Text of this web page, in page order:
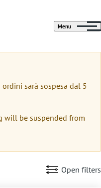
Menu
sarà sospesa dal 5
will be suspended from
Open filters